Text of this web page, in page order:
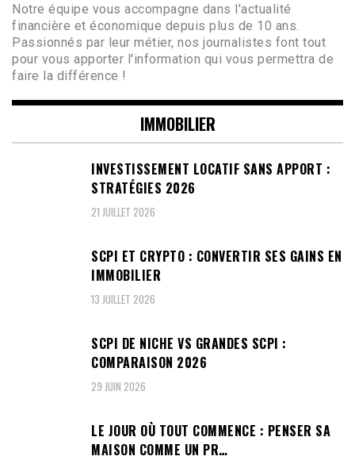
Notre équipe vous accompagne dans l'actualité
financière et économique depuis plus de 10 ans.
Passionnés par leur métier, nos journalistes font tout
pour vous apporter l'information qui vous permettra de
faire la différence !
IMMOBILIER
INVESTISSEMENT LOCATIF SANS APPORT :
STRATÉGIES 2026
21 JUILLET 2026
SCPI ET CRYPTO : CONVERTIR SES GAINS EN
IMMOBILIER
13 JUILLET 2026
SCPI DE NICHE VS GRANDES SCPI :
COMPARAISON 2026
29 JUIN 2026
LE JOUR OÙ TOUT COMMENCE : PENSER SA
MAISON COMME UN PR…